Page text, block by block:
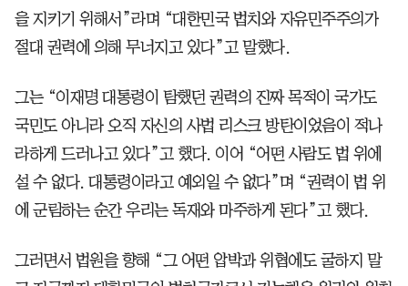
을 지키기 위해서”라며 “대한민국 법치와 자유민주주의가
절대 권력에 의해 무너지고 있다”고 말했다.
그는 “이재명 대통령이 탐했던 권력의 진짜 목적이 국가도
국민도 아니라 오직 자신의 사법 리스크 방탄이었음이 적나
라하게 드러나고 있다”고 했다. 이어 “어떤 사람도 법 위에
설 수 없다. 대통령이라고 예외일 수 없다”며 “권력이 법 위
에 군림하는 순간 우리는 독재와 마주하게 된다”고 했다.
그러면서 법원을 향해 “그 어떤 압박과 위협에도 굴하지 말